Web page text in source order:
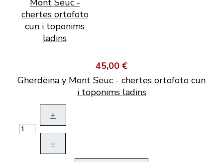
45,00 €
Gherdëina y Mont Sëuc - chertes ortofoto cun
i toponims ladins
+
–